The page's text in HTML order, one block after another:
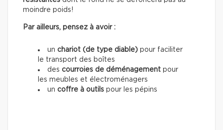
moindre poids!
Par ailleurs, pensez à avoir :
un chariot (de type diable) pour faciliter
le transport des boîtes
des courroies de déménagement pour
les meubles et électroménagers
un coffre à outils pour les pépins